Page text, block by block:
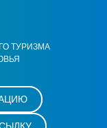
ТУРИЗМА